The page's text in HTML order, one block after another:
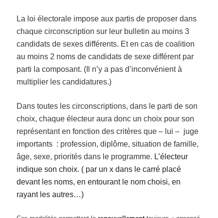
La loi électorale impose aux partis de proposer dans
chaque circonscription sur leur bulletin au moins 3
candidats de sexes différents. Et en cas de coalition
au moins 2 noms de candidats de sexe différent par
parti la composant. (Il n’y a pas d’inconvénient à
multiplier les candidatures.)
Dans toutes les circonscriptions, dans le parti de son
choix, chaque électeur aura donc un choix pour son
représentant en fonction des critères que – lui – juge
importants : profession, diplôme, situation de famille,
âge, sexe, priorités dans le programme. L’électeur
indique son choix. ( par un x dans le carré placé
devant les noms, en entourant le nom choisi, en
rayant les autres…)